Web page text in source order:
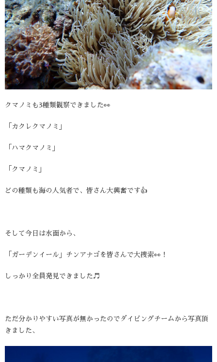
クマノミも3種類観察できました👀
「カクレクマノミ」
「ハマクマノミ」
「クマノミ」
どの種類も海の人気者で、皆さん大興奮です👍
そして今日は水面から、
「ガーデンイール」チンアナゴを皆さんで大捜索👀！
しっかり全員発見できました♬
ただ分かりやすい写真が無かったのでダイビングチームから写真頂
きました、